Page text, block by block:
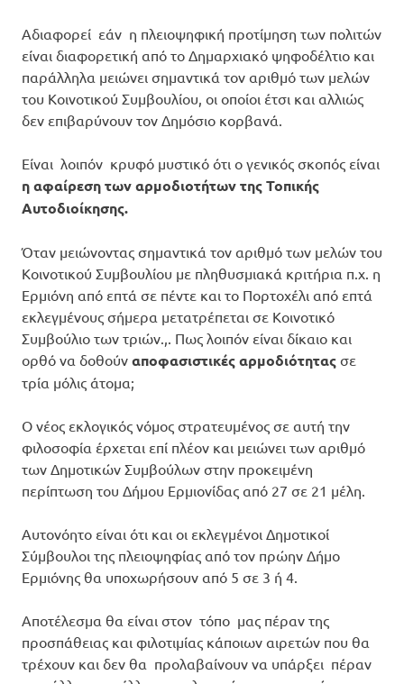
Αδιαφορεί εάν η πλειοψηφική προτίμηση των πολιτών
είναι διαφορετική από το Δημαρχιακό ψηφοδέλτιο και
παράλληλα μειώνει σημαντικά τον αριθμό των μελών
του Κοινοτικού Συμβουλίου, οι οποίοι έτσι και αλλιώς
δεν επιβαρύνουν τον Δημόσιο κορβανά.
Είναι λοιπόν κρυφό μυστικό ότι ο γενικός σκοπός είναι
η αφαίρεση των αρμοδιοτήτων της Τοπικής
Αυτοδιοίκησης.
Όταν μειώνοντας σημαντικά τον αριθμό των μελών του
Κοινοτικού Συμβουλίου με πληθυσμιακά κριτήρια π.χ. η
Ερμιόνη από επτά σε πέντε και το Πορτοχέλι από επτά
εκλεγμένους σήμερα μετατρέπεται σε Κοινοτικό
Συμβούλιο των τριών.,. Πως λοιπόν είναι δίκαιο και
ορθό να δοθούν αποφασιστικές αρμοδιότητας σε
τρία μόλις άτομα;
Ο νέος εκλογικός νόμος στρατευμένος σε αυτή την
φιλοσοφία έρχεται επί πλέον και μειώνει των αριθμό
των Δημοτικών Συμβούλων στην προκειμένη
περίπτωση του Δήμου Ερμιονίδας από 27 σε 21 μέλη.
Αυτονόητο είναι ότι και οι εκλεγμένοι Δημοτικοί
Σύμβουλοι της πλειοψηφίας από τον πρώην Δήμο
Ερμιόνης θα υποχωρήσουν από 5 σε 3 ή 4.
Αποτέλεσμα θα είναι στον τόπο μας πέραν της
προσπάθειας και φιλοτιμίας κάποιων αιρετών που θα
τρέχουν και δεν θα προλαβαίνουν να υπάρξει πέραν